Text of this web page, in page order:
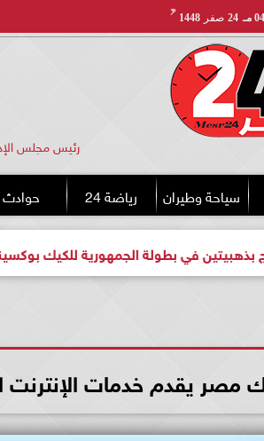
مـ 24 صفر 1448
هـ
رئيس مجلس
سياحة وطيران رياضة 24 حوادث
الجمهورية للكيك بوكسينج
مصر يقدم خدمات الإنترنت